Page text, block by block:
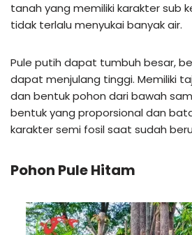
tanah yang memiliki karakter sub
tidak terlalu menyukai banyak air.
Pule putih dapat tumbuh besar,
dapat menjulang tinggi. Memiliki
dan bentuk pohon dari bawah
bentuk yang proporsional dan
karakter semi fosil saat sudah
Pohon Pule Hitam